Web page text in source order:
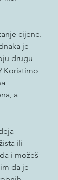
cijene.
je
drugu
Koristimo
a
ili
i možeš
da je